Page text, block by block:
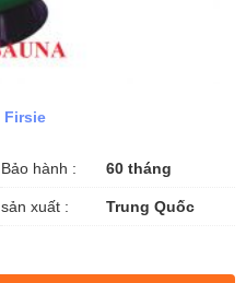
Firsie
Bảo hành : 60 tháng
sản xuất : Trung Quốc